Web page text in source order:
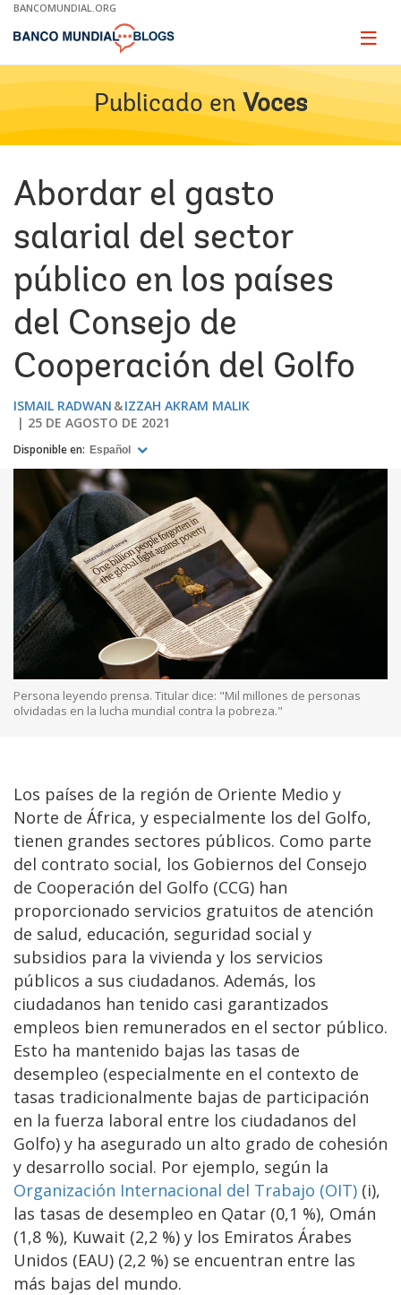
Skip
Main
BANCOMUNDIAL.ORG
Page
Publicado en Voces
Abordar el gasto
salarial del sector
público en los países
del Consejo de
Cooperación del Golfo
ISMAIL RADWAN
IZZAH AKRAM MALIK
25 DE AGOSTO DE 2021
Disponible en: Español
Persona leyendo prensa. Titular dice: "Mil millones de personas
olvidadas en la lucha mundial contra la pobreza."
Los países de la región de Oriente Medio y
Norte de África, y especialmente los del Golfo,
tienen grandes sectores públicos. Como parte
del contrato social, los Gobiernos del Consejo
de Cooperación del Golfo (CCG) han
proporcionado servicios gratuitos de atención
de salud, educación, seguridad social y
subsidios para la vivienda y los servicios
públicos a sus ciudadanos. Además, los
ciudadanos han tenido casi garantizados
empleos bien remunerados en el sector público.
Esto ha mantenido bajas las tasas de
desempleo (especialmente en el contexto de
tasas tradicionalmente bajas de participación
en la fuerza laboral entre los ciudadanos del
Golfo) y ha asegurado un alto grado de cohesión
y desarrollo social. Por ejemplo, según la
Organización Internacional del Trabajo (OIT) (i),
las tasas de desempleo en Qatar (0,1 %), Omán
(1,8 %), Kuwait (2,2 %) y los Emiratos Árabes
Unidos (EAU) (2,2 %) se encuentran entre las
más bajas del mundo.